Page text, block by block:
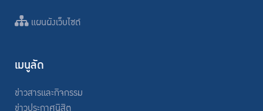
แผนผังเว็บไซต์
เมนูลัด
ข่าวสารและกิจกรรม